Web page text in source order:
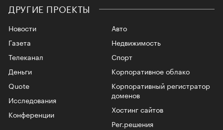
ДРУГИЕ ПРОЕКТЫ
Новости
Газета
Телеканал
Авто
Недвижимость
Спорт
Корпоративное облако
Корпоративный регистратор
доменов
Хостинг сайтов
Рег.решения
Деньги
Quote
Исследования
Конференции